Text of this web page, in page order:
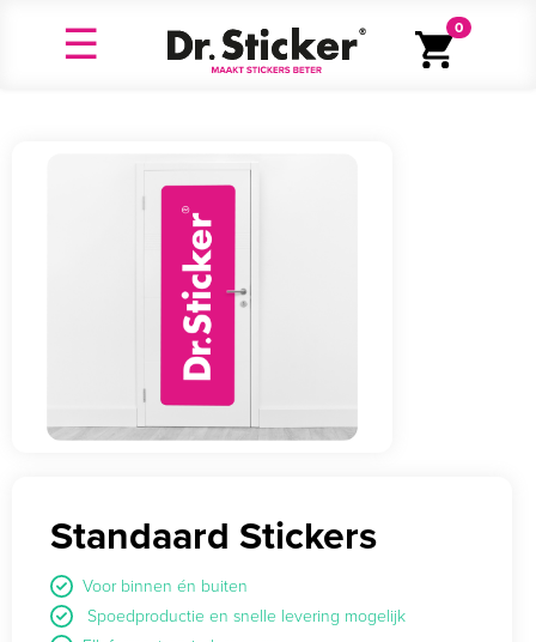
0
Standaard Stickers
Voor binnen én buiten
Spoedproductie en snelle levering mogelijk